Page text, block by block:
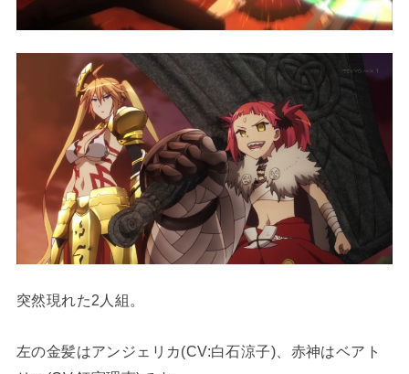
突然現れた2人組。
左の金髪はアンジェリカ(CV:白石涼子)、赤神はベアト